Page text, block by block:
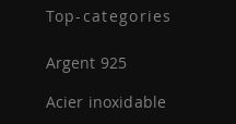
Top-categories
Argent 925
Acier inoxidable